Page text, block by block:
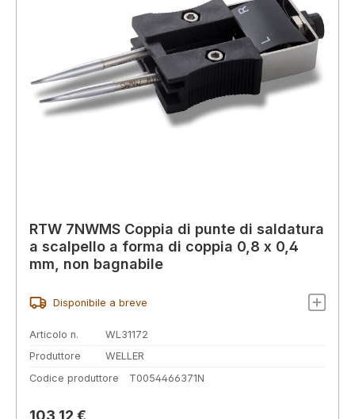
RTW 7NWMS Coppia di punte di saldatura
a scalpello a forma di coppia 0,8 x 0,4
mm, non bagnabile
Disponibile a breve
Articolo n.
WL31172
Produttore
WELLER
Codice produttore
T0054466371N
Prezzo normale: